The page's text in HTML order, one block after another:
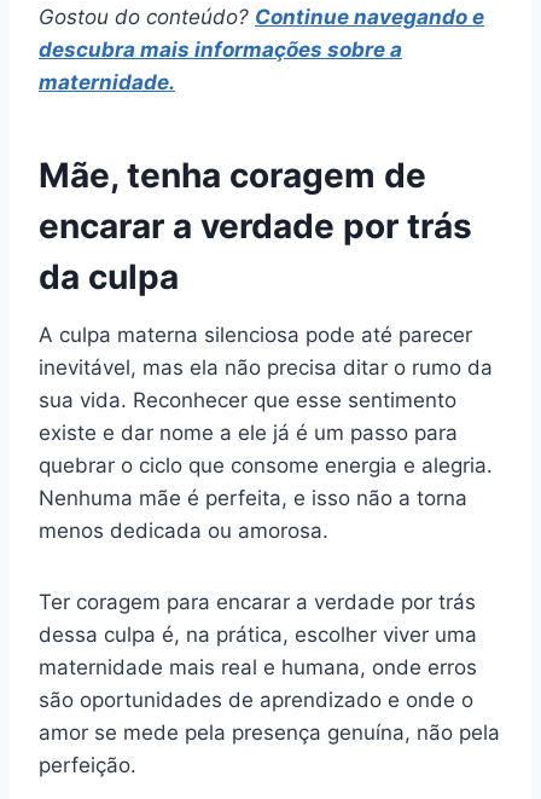
Gostou do conteúdo? Continue navegando e
descubra mais informações sobre a
maternidade.
Mãe, tenha coragem de
encarar a verdade por trás
da culpa
A culpa materna silenciosa pode até parecer
inevitável, mas ela não precisa ditar o rumo da
sua vida. Reconhecer que esse sentimento
existe e dar nome a ele já é um passo para
quebrar o ciclo que consome energia e alegria.
Nenhuma mãe é perfeita, e isso não a torna
menos dedicada ou amorosa.
Ter coragem para encarar a verdade por trás
dessa culpa é, na prática, escolher viver uma
maternidade mais real e humana, onde erros
são oportunidades de aprendizado e onde o
amor se mede pela presença genuína, não pela
perfeição.